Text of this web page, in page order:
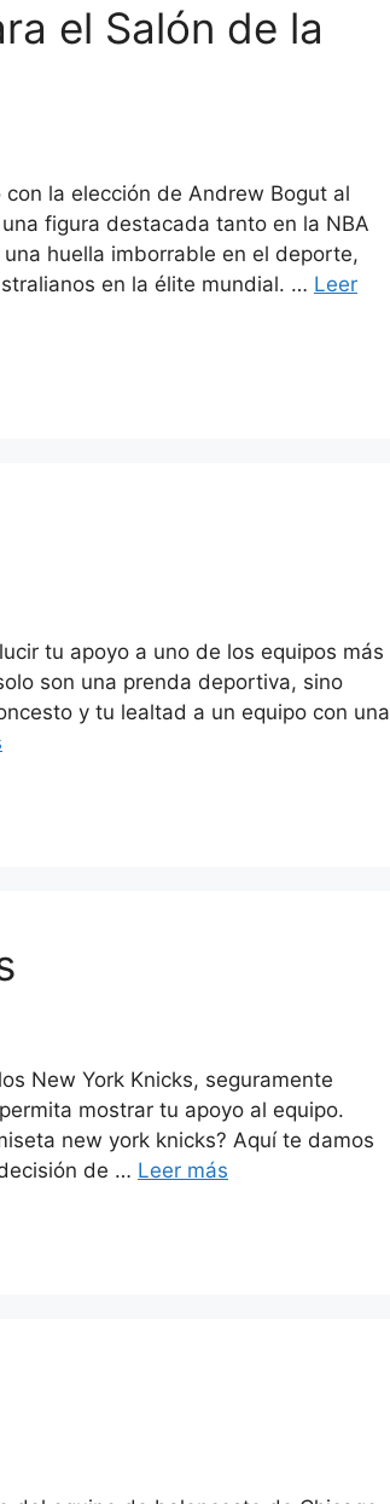
el Salón de la
la elección de Andrew Bogut al
figura destacada tanto en la NBA
huella imborrable en el deporte,
en la élite mundial. … Leer
tu apoyo a uno de los equipos más
son una prenda deportiva, sino
y tu lealtad a un equipo con una
New York Knicks, seguramente
mostrar tu apoyo al equipo.
new york knicks? Aquí te damos
de … Leer más